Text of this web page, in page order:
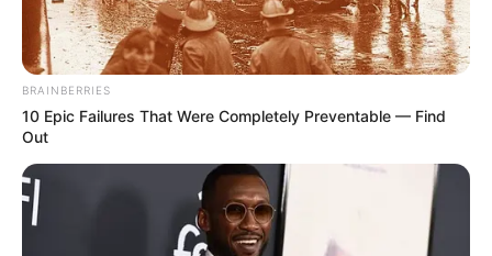
Ανάμεσα στις περιοχές που βρίσκονται στο
επίκεντρο της κακοκαιρίας είναι και η Εύβοια,
BRAINBERRIES
10 Epic Failures That Were Completely Preventable — Find
Out